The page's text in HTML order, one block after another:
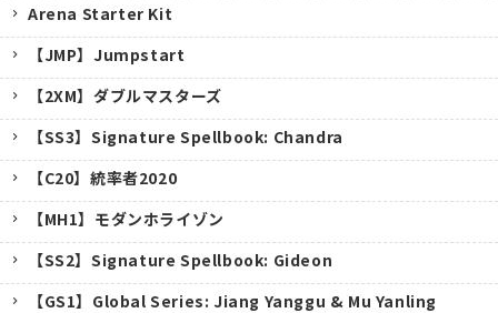
Arena Starter Kit
【JMP】Jumpstart
【2XM】ダブルマスターズ
【SS3】Signature Spellbook: Chandra
【C20】統率者2020
【MH1】モダンホライゾン
【SS2】Signature Spellbook: Gideon
【GS1】Global Series: Jiang Yanggu & Mu Yanling